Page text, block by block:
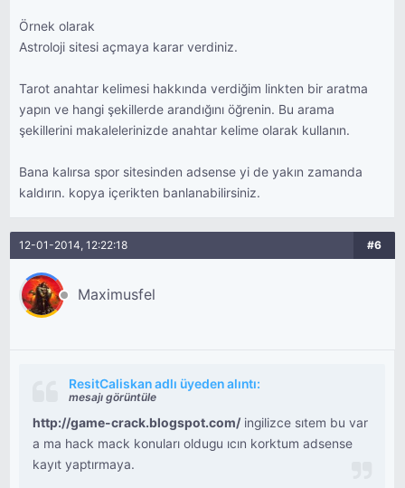
Örnek olarak
Astroloji sitesi açmaya karar verdiniz.
Tarot anahtar kelimesi hakkında verdiğim linkten bir aratma
yapın ve hangi şekillerde arandığını öğrenin. Bu arama
şekillerini makalelerinizde anahtar kelime olarak kullanın.
Bana kalırsa spor sitesinden adsense yi de yakın zamanda
kaldırın. kopya içerikten banlanabilirsiniz.
12-01-2014, 12:22:18 #6
Maximusfel
ResitCaliskan adlı üyeden alıntı:
mesajı görüntüle
http://game-crack.blogspot.com/ ingilizce sıtem bu var
a ma hack mack konuları oldugu ıcın korktum adsense
kayıt yaptırmaya.